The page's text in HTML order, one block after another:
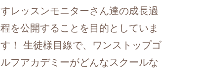
すレッスンモニターさん達の成長過
程を公開することを目的としていま
す！ 生徒様目線で、ワンストップゴ
ルフアカデミーがどんなスクールな